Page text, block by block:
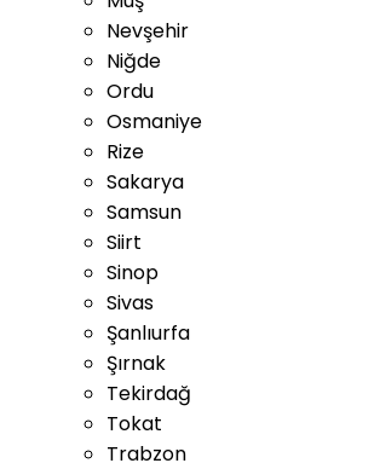
Nevşehir
Niğde
Ordu
Osmaniye
Rize
Sakarya
Samsun
Siirt
Sinop
Sivas
Şanlıurfa
Şırnak
Tekirdağ
Tokat
Trabzon